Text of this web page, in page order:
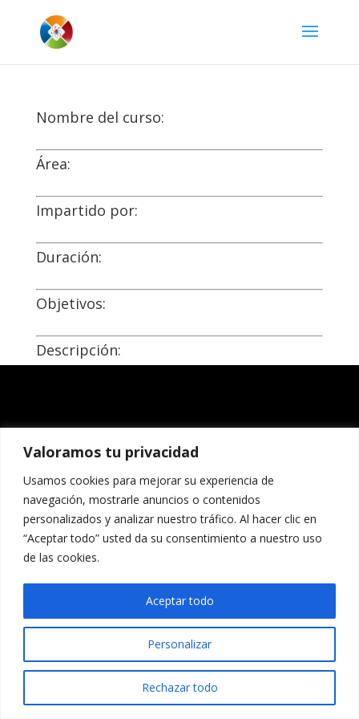
Valoramos tu privacidad
Usamos cookies para mejorar su experiencia de
navegación, mostrarle anuncios o contenidos
personalizados y analizar nuestro tráfico. Al hacer clic en
“Aceptar todo” usted da su consentimiento a nuestro uso
de las cookies.
Personalizar
Rechazar todo
Aceptar todo
Nombre del curso:
Área:
Impartido por:
Duración:
Objetivos:
Descripción: